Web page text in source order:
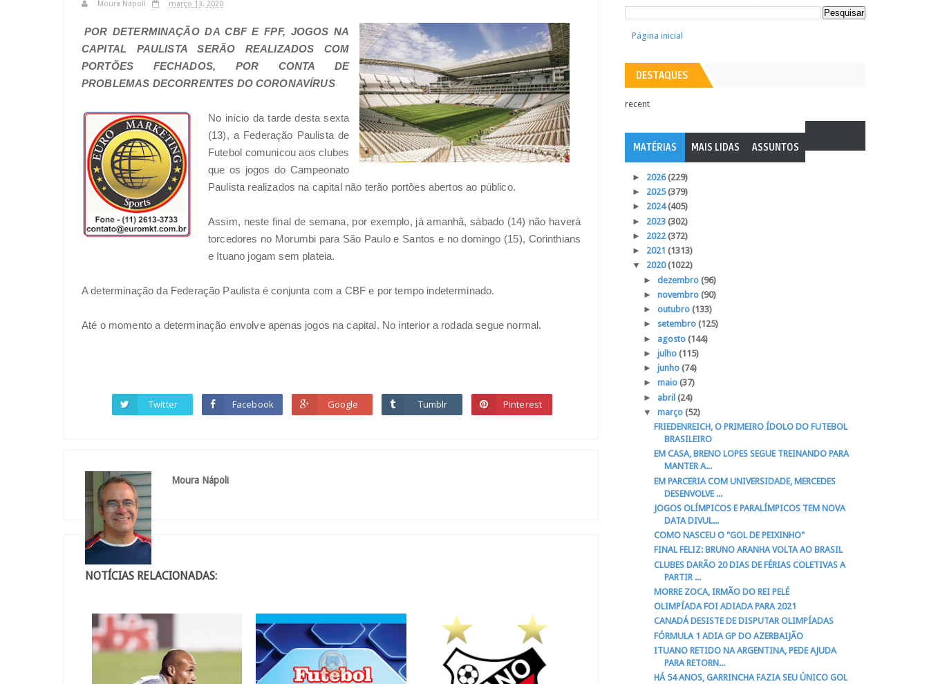
Moura Nápoli março 13, 2020
POR DETERMINAÇÃO DA CBF E FPF, JOGOS NA
CAPITAL PAULISTA SERÃO REALIZADOS COM
PORTÕES FECHADOS, POR CONTA DE
PROBLEMAS DECORRENTES DO CORONAVÍRUS
No início da tarde desta sexta
(13), a Federação Paulista de
Futebol comunicou aos clubes
que os jogos do Campeonato
Paulista realizados na capital não terão portões abertos ao público.
Assim, neste final de semana, por exemplo, já amanhã, sábado (14) não haverá
torcedores no Morumbi para São Paulo e Santos e no domingo (15), Corinthians
e Ituano jogam sem plateia.
A determinação da Federação Paulista é conjunta com a CBF e por tempo indeterminado.
Até o momento a determinação envolve apenas jogos na capital. No interior a rodada segue normal.
Twitter Facebook Google Tumblr Pinterest
Moura Nápoli
NOTÍCIAS RELACIONADAS:
Página inicial
DESTAQUES
recent
MATÉRIAS MAIS LIDAS ASSUNTOS
► 2026(229)
► 2025(379)
► 2024(405)
► 2023 (302)
► 2022(372)
► 2021 (1313)
▼ 2020(1022)
► dezembro (96)
► novembro (90)
► outubro (133)
► setembro (125)
► agosto (144)
► julho (115)
► junho (74)
► maio (37)
► abril (24)
▼ março (52)
FRIEDENREICH, O PRIMEIRO ÍDOLO DO FUTEBOL
BRASILEIRO
EM CASA, BRENO LOPES SEGUE TREINANDO PARA
MANTER A...
EM PARCERIA COM UNIVERSIDADE, MERCEDES
DESENVOLVE ...
JOGOS OLÍMPICOS E PARALÍMPICOS TEM NOVA
DATA DIVUL...
COMO NASCEU O "GOL DE PEIXINHO"
FINAL FELIZ: BRUNO ARANHA VOLTA AO BRASIL
CLUBES DARÃO 20 DIAS DE FÉRIAS COLETIVAS A
PARTIR ...
MORRE ZOCA, IRMÃO DO REI PELÉ
OLIMPÍADA FOI ADIADA PARA 2021
CANADÁ DESISTE DE DISPUTAR OLIMPÍADAS
FÓRMULA 1 ADIA GP DO AZERBAIJÃO
ITUANO RETIDO NA ARGENTINA, PEDE AJUDA
PARA RETORN...
HÁ 54 ANOS, GARRINCHA FAZIA SEU ÚNICO GOL